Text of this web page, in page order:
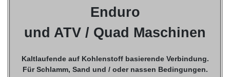
Enduro
und ATV / Quad Maschinen
Kaltlaufende auf Kohlenstoff basierende Verbindung.
Für Schlamm, Sand und / oder nassen Bedingungen.